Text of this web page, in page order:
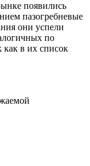
появились
пазогребневые
они успели
по
как в их список